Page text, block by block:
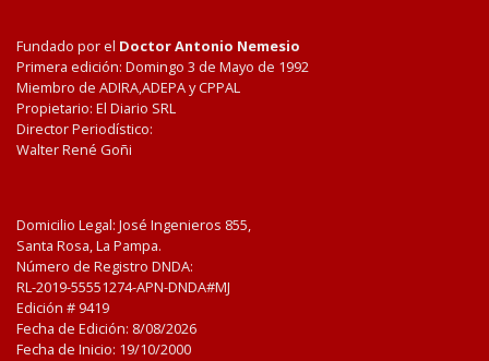
Fundado por el Doctor Antonio Nemesio
Primera edición: Domingo 3 de Mayo de 1992
Miembro de ADIRA,ADEPA y CPPAL
Propietario: El Diario SRL
Director Periodístico:
Walter René Goñi
Domicilio Legal: José Ingenieros 855,
Santa Rosa, La Pampa.
Número de Registro DNDA:
RL-2019-55551274-APN-DNDA#MJ
Edición # 9419
Fecha de Edición: 8/08/2026
Fecha de Inicio: 19/10/2000